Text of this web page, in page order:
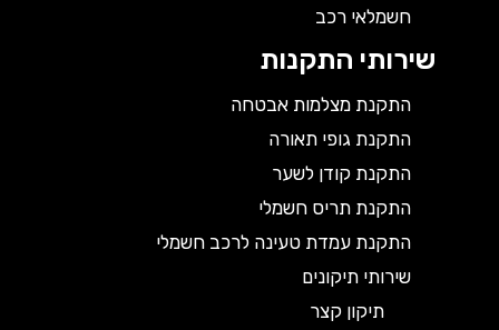
חשמלאי רכב
שירותי התקנות
התקנת מצלמות אבטחה
התקנת גופי תאורה
התקנת קודן לשער
התקנת תריס חשמלי
התקנת עמדת טעינה לרכב חשמלי
שירותי תיקונים
תיקון קצר